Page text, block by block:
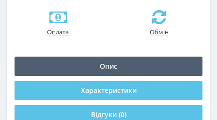
Оплата Обмін
Опис
Характеристики
Відгуки (0)